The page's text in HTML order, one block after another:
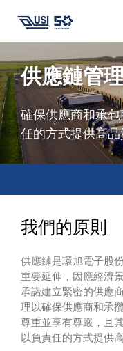
供應鏈管
確保供應商和承
任的方式提供高
我們的原則
供應鏈是環旭電子股
重要延伸，因應經濟
承諾建立緊密的供應
理以確保供應商和承
尊重並享有尊嚴，且
以負責任的方式提供